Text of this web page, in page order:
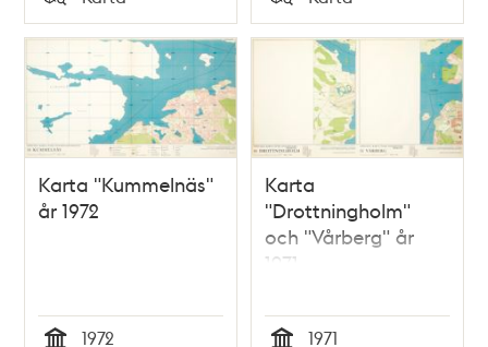
Typ Typ
Karta "Kummelnäs"
år 1972
1972
Karta
"Drottningholm"
och "Vårberg" år
1971
1971